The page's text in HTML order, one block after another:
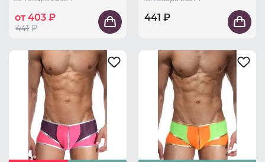
от 403 ₽
441 ₽
441 ₽